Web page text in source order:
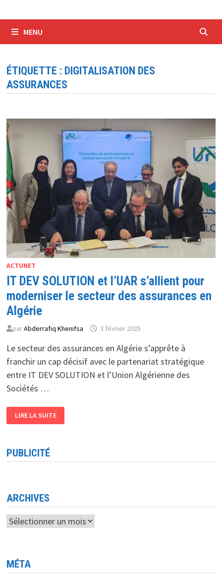
MENU
ÉTIQUETTE : DIGITALISATION DES
ASSURANCES
ACTUNET
IT DEV SOLUTION et l’UAR s’allient pour
moderniser le secteur des assurances en
Algérie
parAbderrafiq Khenifsa 3 février 2025
Le secteur des assurances en Algérie s’apprête à
franchir un cap décisif avec le partenariat stratégique
entre IT DEV SOLUTION et l’Union Algérienne des
Sociétés …
DEV
SOLUTION
POUR
MODERNISER
EN
ALGÉRIE
LIRE LA SUITE
PUBLICITÉ
ARCHIVES
Archives
MÉTA